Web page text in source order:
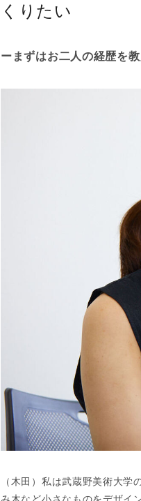
くりたい
ーまずはお二人の経歴を教
（木田）私は武蔵野美術大